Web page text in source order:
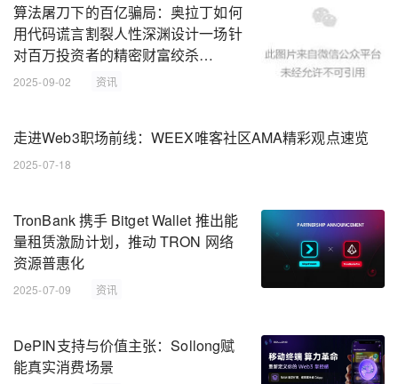
算法屠刀下的百亿骗局：奥拉丁如何
用代码谎言割裂人性深渊设计一场针
对百万投资者的精密财富绞杀…
2025-09-02 资讯
走进Web3职场前线：WEEX唯客社区AMA精彩观点速览
2025-07-18
TronBank 携手 Bitget Wallet 推出能
量租赁激励计划，推动 TRON 网络
资源普惠化
2025-07-09 资讯
DePIN支持与价值主张：Sollong赋
能真实消费场景